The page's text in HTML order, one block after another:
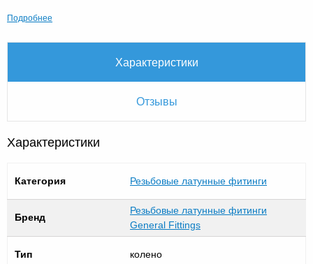
Подробнее
Характеристики
Отзывы
Характеристики
Категория Резьбовые латунные фитинги
Бренд
Резьбовые латунные фитинги
General Fittings
Тип колено